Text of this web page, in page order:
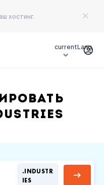
хостинг.
currentLang
.INDUSTR
IES